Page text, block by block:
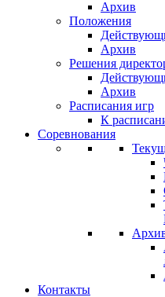
Архив
Положения
Архив
Решения
Архив
Расписания игр
К
Соревнования
Контакты